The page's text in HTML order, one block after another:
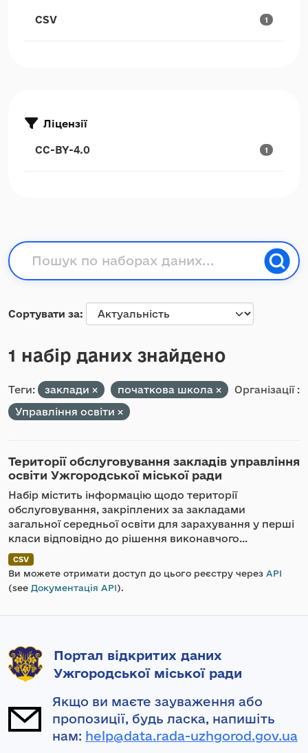
CSV 1
Ліцензії
CC-BY-4.0 1
Сортувати за
1 набір даних знайдено
Теги: заклади початкова школа
Організації :
Управління освіти
Території обслуговування закладів управління
освіти Ужгородської міської ради
Набір містить інформацію щодо території
обслуговування, закріплених за закладами
загальної середньої освіти для зарахування у перші
класи відповідно до рішення виконавчого...
CSV
Ви можете отримати доступ до цього реєстру через API
(see Документація API).
Портал відкритих даних
Ужгородської міської ради
Якщо ви маєте зауваження або
пропозиції, будь ласка, напишіть
нам: help@data.rada-uzhgorod.gov.ua